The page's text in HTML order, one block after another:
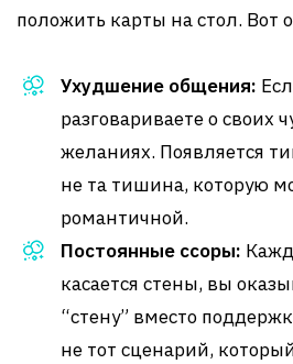
положить карты на стол. Вот
Ухудшение общения:
разговариваете о своих
желаниях. Появляется
не та тишина, которую
романтичной.
Постоянные ссоры:
касается стены, вы
“стену” вместо
не тот сценарий,